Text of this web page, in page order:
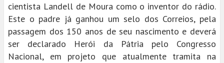
cientista Landell de Moura como o inventor do rádio.
Este o padre já ganhou um selo dos Correios, pela
passagem dos 150 anos de seu nascimento e deverá
ser declarado Herói da Pátria pelo Congresso
Nacional, em projeto que atualmente tramita na